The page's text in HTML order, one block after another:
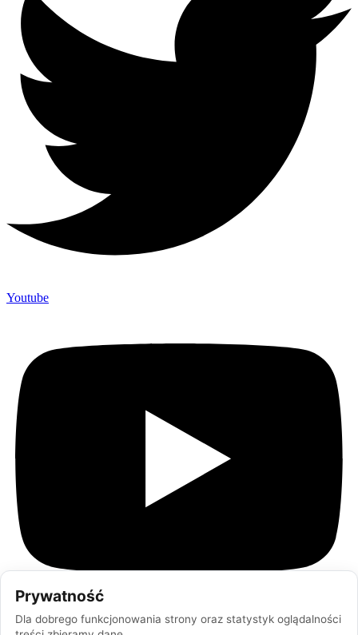
Youtube
Prywatność
Dla dobrego funkcjonowania strony oraz statystyk oglądalności